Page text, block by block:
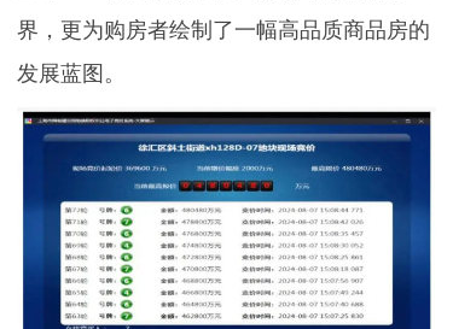
界，更为购房者绘制了一幅高品质商品房的
发展蓝图。